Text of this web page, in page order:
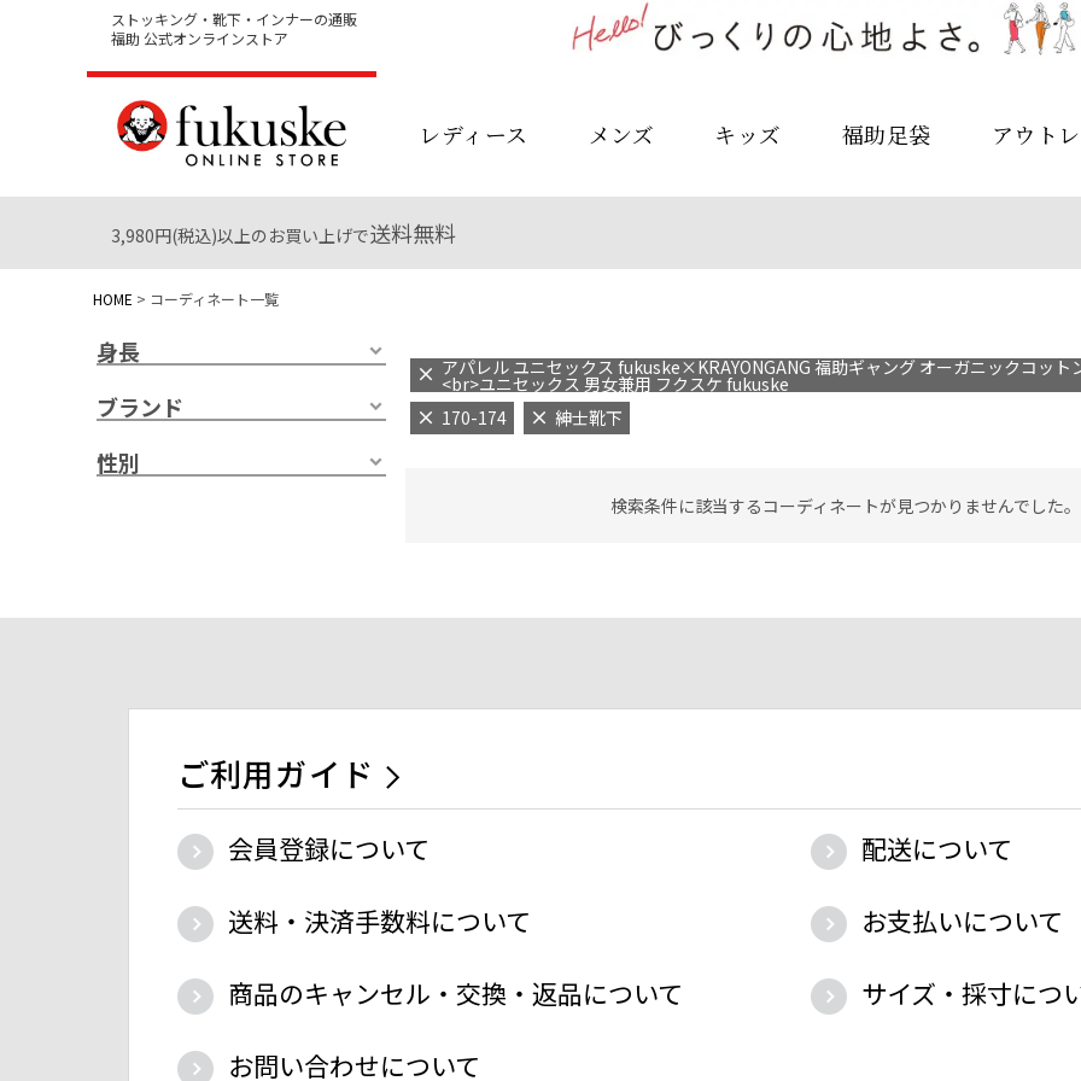
ストッキング・靴下・インナーの通販
福助 公式オンラインストア
レディース メンズ キッズ 福助足袋 アウト
3,980円(税込)以上のお買い上げで送料無料
HOME コーディネート一覧
身長
ブランド
性別
アパレル ユニセックス fukuske×KRAYONGANG 福助ギャング オーガニックコッ
<br>ユニセックス 男女兼用 フクスケ fukuske
170-174
紳士靴下
検索条件に該当するコーディネートが見つかりませんでした
ご利用ガイド
会員登録について
配送について
送料・決済手数料について
お支払いについて
商品のキャンセル・交換・返品について
サイズ・採寸につ
お問い合わせについて